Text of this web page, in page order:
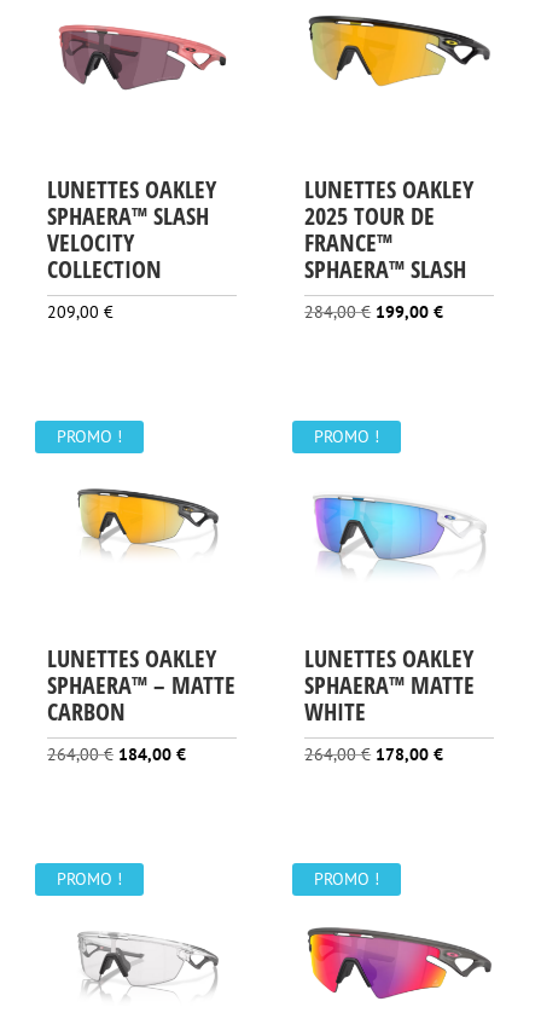
LUNETTES OAKLEY
SPHAERA™ SLASH
VELOCITY
COLLECTION
209,00 €
LUNETTES OAKLEY
2025 TOUR DE
FRANCE™
SPHAERA™ SLASH
284,00€ Le
284,00 €.
199,00€Le
PROMO !
LUNETTES OAKLEY
SPHAERA™️ – MATTE
CARBON
264,00€ Le
264,00 €.
184,00 €Le
PROMO !
LUNETTES OAKLEY
SPHAERA™ MATTE
WHITE
264,00€ Le
264,00 €.
178,00€Le
PROMO ! PROMO !